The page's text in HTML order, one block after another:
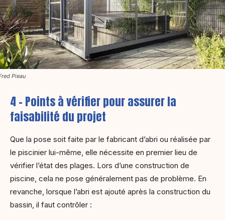
Pieau
4 – Points à vérifier pour assurer la
faisabilité du projet
Que la pose soit faite par le fabricant d’abri ou réalisée par
le piscinier lui-même, elle nécessite en premier lieu de
vérifier l’état des plages. Lors d’une construction de
piscine, cela ne pose généralement pas de problème. En
revanche, lorsque l’abri est ajouté après la construction du
bassin, il faut contrôler :